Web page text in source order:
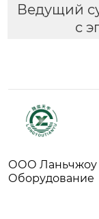
Ведущий
с
ООО Ланьчжоу
Оборудование